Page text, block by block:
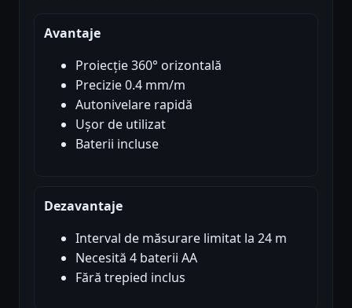
Avantaje
Proiecție 360° orizontală
Precizie 0.4 mm/m
Autonivelare rapidă
Ușor de utilizat
Baterii incluse
Dezavantaje
Interval de măsurare limitat la 24 m
Necesită 4 baterii AA
Fără trepied inclus